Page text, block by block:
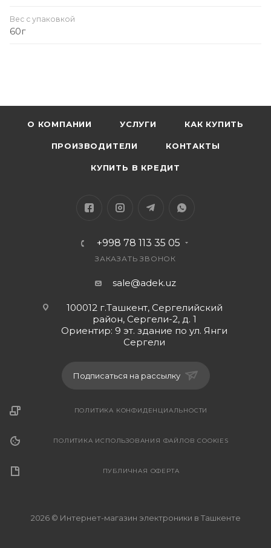
Особенности:
Компактный и лёгкий корпус
Низкий уровень шума
Подходит для уборки в автомобиле, доме и
Вес с упаковкой
60г
О КОМПАНИИ УСЛУГИ КАК КУПИТЬ
ПРОИЗВОДИТЕЛИ КОНТАКТЫ
КУПИТЬ В КРЕДИТ
+998 78 113 35 05
ЗАКАЗАТЬ ЗВОНОК
sale@adek.uz
100012 г.Ташкент, Сергелийский
район, Сергели-2, д. 1
Ориентир: 9 эт. здание по ул. Янги
Сергели
Подписаться на рассылку
ПОЛИТИКА КОНФИДЕНЦИАЛЬНОСТИ
ПОЛИТИКА ИСПОЛЬЗОВАНИЯ ФАЙЛОВ COOKIES
ПУБЛИЧНАЯ ОФЕРТА
2026 © Интернет-магазин электроники в Ташкенте